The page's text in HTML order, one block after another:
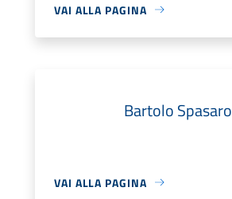
VAI ALLA PAGINA
Bartolo Spasaro
VAI ALLA PAGINA